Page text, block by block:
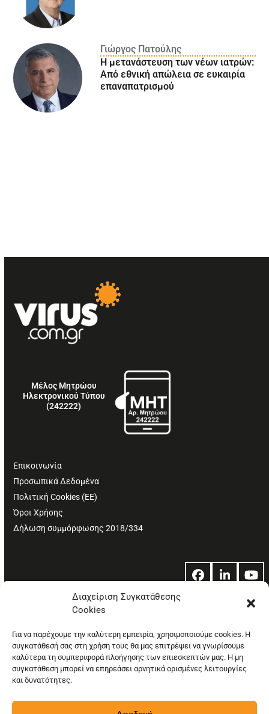
Διαχείριση Συγκατάθεσης
Cookies
Για να παρέχουμε την καλύτερη εμπειρία, χρησιμοποιούμε cookies. Η
συγκατάθεσή σας στη χρήση τους θα μας επιτρέψει να γνωρίσουμε
καλύτερα τη συμπεριφορά πλοήγησης των επιεσκεπτών μας. Η μη
συγκατάθεση μπορεί να επηρεάσει αρνητικά ορισμένες λειτουργίες
και δυνατότητες.
Γιώργος Πατούλης
Η μετανάστευση των νέων ιατρών:
Aπό εθνική απώλεια σε ευκαιρία
επαναπατρισμού
Μέλος Μητρώου
Ηλεκτρονικού Τύπου
(242222)
Επικοινωνία
Προσωπικά Δεδομένα
Πολιτική Cookies (ΕΕ)
Όροι Χρήσης
Δήλωση συμμόρφωσης 2018/334
Facebook
LinkedIn
© Copyright: Ethos Media S.A.